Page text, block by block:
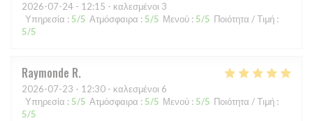
2026-07-24 - 12:15 - καλεσμένοι 3
Υπηρεσία : 5/5 Ατμόσφαιρα : 5/5 Μενού : 5/5 Ποιότητα / Τιμή :
5/5
Raymonde R
2026-07-23 - 12:30 - καλεσμένοι 6
Υπηρεσία : 5/5 Ατμόσφαιρα : 5/5 Μενού : 5/5 Ποιότητα / Τιμή :
5/5